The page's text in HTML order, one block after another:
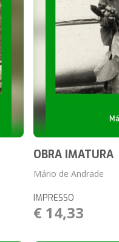
OBRA IMATURA
Mário de Andrade
IMPRESSO
€ 14,33